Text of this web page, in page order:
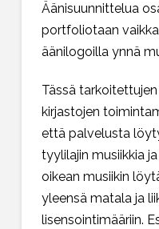
Äänisuunnittelua
portfoliotaan
äänilogoilla ynnä
Tässä
kirjastojen
että palvelusta
tyylilajin musiikkia
oikean musiikin
yleensä matala ja
lisensointimääriin.